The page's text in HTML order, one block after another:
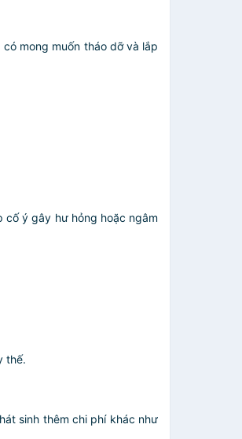
mong muốn tháo dỡ và lắp
cố ý gây hư hỏng hoặc ngâm
thế.
sinh thêm chi phí khác như